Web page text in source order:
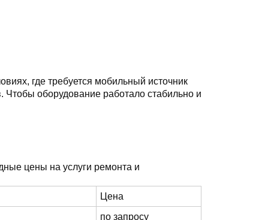
где требуется мобильный источник
оборудование работало стабильно и
цены на услуги ремонта и
Цена
по запросу